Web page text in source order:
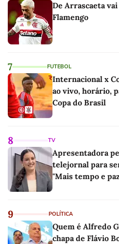
De Arrascaeta
Flamengo
7 FUTEBOL
Internacional x
ao vivo, horário,
Copa do Brasil
8 TV
Apresentadora
telejornal para
"Mais tempo e
9 POLÍTICA
Quem é Alfredo
chapa de Flávio